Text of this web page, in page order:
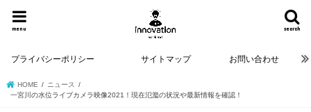
search
menu
プライバシーポリシー サイトマップ お問い合わせ
HOME
ニュース
一宮川の水位ライブカメラ映像2021！現在氾濫の状況や最新情報を確認！